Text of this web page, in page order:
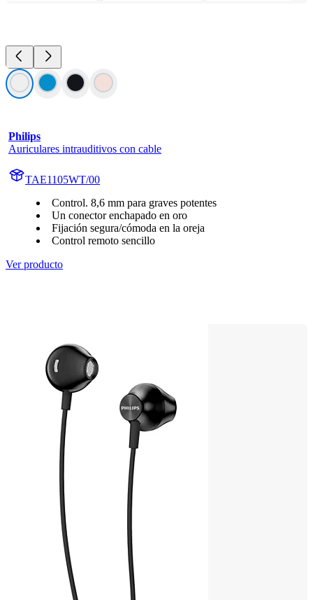
Philips
Auriculares intrauditivos con cable
TAE1105WT/00
Control. 8,6 mm para graves potentes
Un conector enchapado en oro
Fijación segura/cómoda en la oreja
Control remoto sencillo
Ver producto